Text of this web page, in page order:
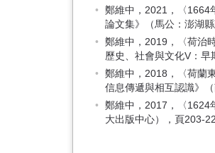
鄭維中，2021，〈1664
論文集》（馬公：澎湖
鄭維中，2019，〈荷治
歷史、社會與文化V：早
鄭維中，2018，〈荷蘭
信息傳遞與相互認識》
鄭維中，2017，〈1624
大出版中心），頁203-